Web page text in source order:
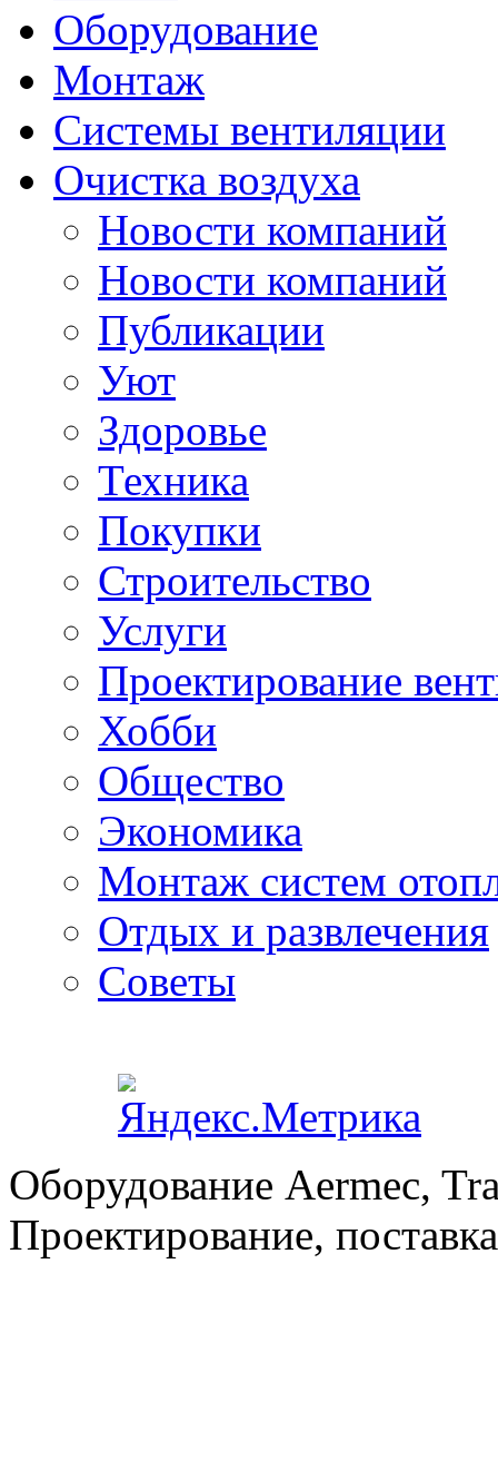
Оборудование
Монтаж
Системы вентиляции
Очистка воздуха
Новости компаний
Новости компаний
Публикации
Уют
Здоровье
Техника
Покупки
Строительство
Услуги
Проектирование
Хобби
Общество
Экономика
Монтаж систем
Отдых и развлечения
Советы
Оборудование Aermec,
Проектирование,